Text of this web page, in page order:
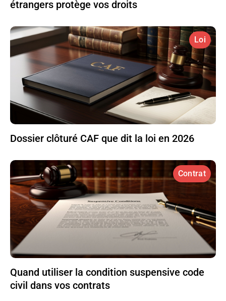
étrangers protège vos droits
Loi
Dossier clôturé CAF que dit la loi en 2026
Contrat
Quand utiliser la condition suspensive code
civil dans vos contrats